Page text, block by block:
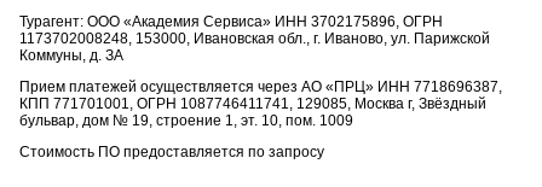
Турагент: ООО «Академия Сервиса» ИНН 3702175896, ОГРН
1173702008248, 153000, Ивановская обл., г. Иваново, ул. Парижской
Коммуны, д. ЗА
Прием платежей осуществляется через АО «ПРЦ» ИНН 7718696387,
КПП 771701001, ОГРН 1087746411741, 129085, Москва г, Звёздный
бульвар, дом № 19, строение 1, эт. 10, пом. 1009
Стоимость ПО предоставляется по запросу